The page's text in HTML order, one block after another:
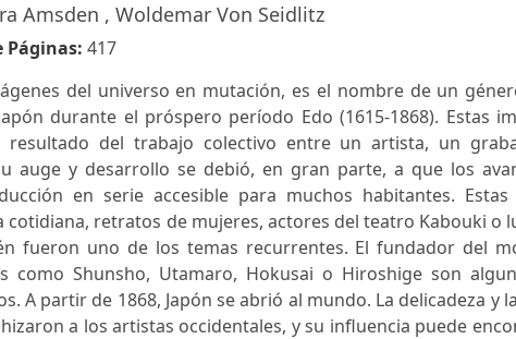
Amsden , Woldemar Von Seidlitz
Páginas: 417
del universo en mutación, es el nombre de un
durante el próspero período Edo (1615-1868). Estas
resultado del trabajo colectivo entre un artista, un
auge y desarrollo se debió, en gran parte, a que los
en serie accesible para muchos habitantes. Estas
cotidiana, retratos de mujeres, actores del teatro Kabouki o
fueron uno de los temas recurrentes. El fundador del
como Shunsho, Utamaro, Hokusai o Hiroshige son
A partir de 1868, Japón se abrió al mundo. La delicadeza y
a los artistas occidentales, y su influencia puede